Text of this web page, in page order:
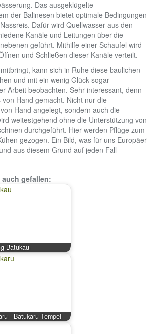
Das ausgeklügelte
der Balinesen bietet optimale Bedingungen
Dafür wird Quellwasser aus den
Kanäle und Leitungen über die
geführt. Mithilfe einer Schaufel wird
und Schließen dieser Kanäle verteilt.
kann sich in Ruhe diese baulichen
und mit ein wenig Glück sogar
Arbeit beobachten. Sehr interessant, denn
von Hand gemacht. Nicht nur die
Hand angelegt, sondern auch die
weitestgehend ohne die Unterstützung von
durchgeführt. Hier werden Pflüge zum
gezogen. Ein Bild, was für uns Europäer
aus diesem Grund auf jeden Fall
auch gefallen:
Batukau
- Batukaru Tempel